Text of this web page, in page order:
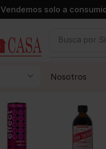
Vendemos solo a
Busca por
Nosotros